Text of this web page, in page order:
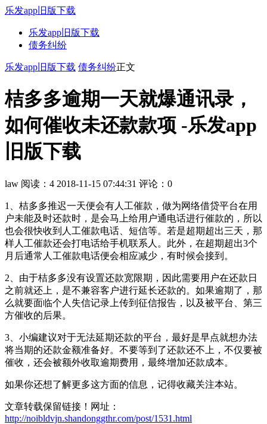
乐发app旧版下载
乐发app旧版下载
债务纠纷
乐发app旧版下载 债务纠纷正文
桔多多逾期一天就爆通讯录，
如何催收未还款款项 -乐发app
旧版下载
law 阅读：4 2018-11-15 07:44:31 评论：0
1、桔多多推迟一天便会有人工催款，做为网络借贷平台在用
户未能及时还款时，是会马上给用户通电话进行催款的，所以
也会很快收到人工催款电话、短信等。若是超期超出三天，那
样人工催款还会打电话给手机联系人。此外，在超期超出3个
月后通常人工催款电话便会相应减少，有时候会接到。
2、由于桔多多没有设置还款宽限期，因此需要用户在还款日
之前就还上，是不兼容客户进行延长还款的。如果逾期了，那
么就要面临个人失信记录上传到征信报告，以及被平台、第三
方催收的后果。
3、小编建议对于无法延期还款的平台，最好是早点就想办法
将当期的还款金额准备好。不要等到了还款还不上，不仅要被
催收，还会被额外收取逾期费用，最终增加还款成本。
如果你还想了解更多这方面的信息，记得收藏关注本站。
文章转载保留链接！网址：
http://noibldvjn.shandonggthr.com/post/1531.html